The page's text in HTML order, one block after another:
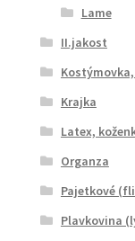
Lame
II.jakost
Krajka
Latex,
Organza
Pajetkové
Plavkovina